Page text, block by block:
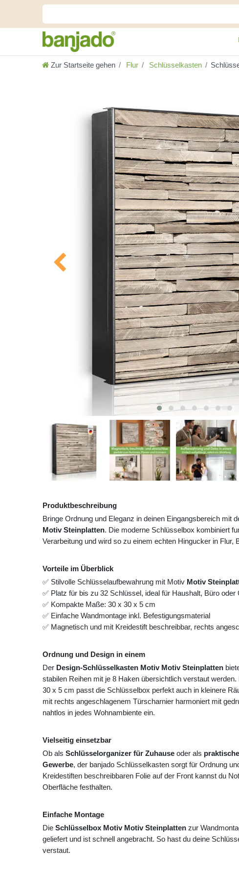
Zur Startseite gehen Flur Schlüsselkasten
Produktbeschreibung
Bringe Ordnung und Eleganz in deinen Eingangsbereich mit
Motiv Steinplatten. Die moderne Schlüsselbox kombiniert
Verarbeitung und wird so zu einem echten Hingucker in Flur,
Vorteile im Überblick
✅ Stilvolle Schlüsselaufbewahrung mit Motiv Motiv
✅ Platz für bis zu 32 Schlüssel, ideal für Haushalt, Büro oder
✅ Kompakte Maße: 30 x 30 x 5 cm
✅ Einfache Wandmontage inkl. Befestigungsmaterial
✅ Magnetisch und mit Kreidestift beschreibbar, rechts
Ordnung und Design in einem
Der Design-Schlüsselkasten Motiv Motiv Steinplatten
stabilen Reihen mit je 8 Haken übersichtlich verstaut
30 x 5 cm passt die Schlüsselbox perfekt auch in kleinere
mit rechts angeschlagenem Türscharnier harmoniert mit
nahtlos in jedes Wohnambiente ein.
Vielseitig einsetzbar
Ob als Schlüsselorganizer für Zuhause oder als
Gewerbe, der banjado Schlüsselkasten sorgt für Ordnung
Kreidestiften beschreibbaren Folie auf der Front kannst du
Oberfläche festhalten.
Einfache Montage
Die Schlüsselbox Motiv Motiv Steinplatten zur
geliefert und ist schnell angebracht. So hast du deine
verstaut.